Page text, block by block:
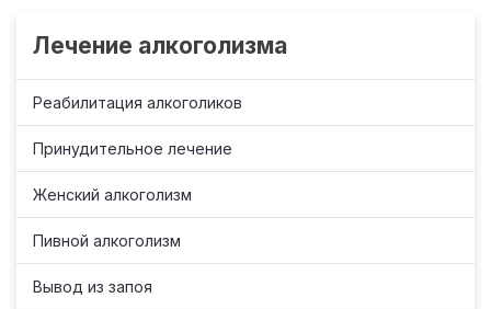
Лечение алкоголизма
Реабилитация алкоголиков
Принудительное лечение
Женский алкоголизм
Пивной алкоголизм
Вывод из запоя